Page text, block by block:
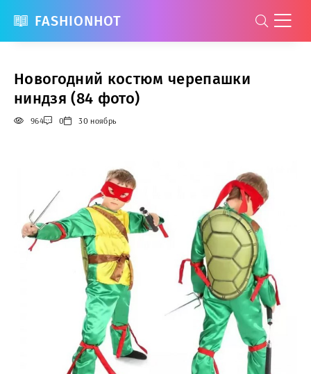
FASHIONHOT
Новогодний костюм черепашки
ниндзя (84 фото)
964 0 30 ноябрь